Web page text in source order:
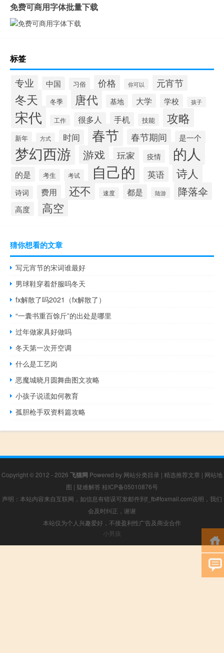
免费可商用字体批量下载
标签
专业 中国 习俗 价格 你可以 元宵节
冬天 冬季 唐代 基地 大学 学校 孩子
宋代 工作 很多人 手机 技能 攻略
新年 方式 时间 春节 春节期间 是一个
梦幻西游 游戏 玩家 疫情 的人
的是 考生 考试 自己的 英语 诗人
诗词 费用 还不 速度 都是 陆游 降落伞
高度 高空
猜你想看的文章
写元宵节的宋词谁最好
男球鞋穿着舒服吗冬天
fx解散了吗2021（fx解散了）
“一囊书重百馀斤”的出处是哪里
过年做家具好做吗
冬天第一次开空调
什么是工艺岗
恶魔城晓月圆舞曲图文攻略
小孩子说谎如何教育
孤胆枪手双资料篇攻略
Copyright © 2012 - 2026 飞猫网 Powered by 网站分类目录 | 精选推荐文章 | 网站地
图 | 疑难解答 桂ICP备05010876号
声明：本站内容来自互联网，如信息有错误可发邮件到f_fb#foxmail.com说明，我们
会及时纠正，谢谢
本站仅为个人兴趣爱好，不接盈利性广告及商业合作
小男孩